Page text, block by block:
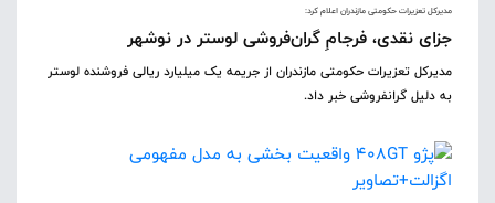
مدیرکل تعزیرات حکومتی مازندران اعلام کرد:
جزای نقدی، فرجامِ گران‌فروشی لوستر در نوشهر
مدیرکل تعزیرات حکومتی مازندران از جریمه یک میلیارد ریالی فروشنده لوستر
به دلیل گرانفروشی خبر داد.